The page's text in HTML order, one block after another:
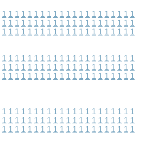
1 1 1 1 1 1 1 1 1 1 1 1 1 1 1 1 1 1 1 1 1
1 1 1 1 1 1 1 1 1 1 1 1 1 1 1 1 1 1 1 1 1
1 1 1 1 1 1 1 1 1 1 1 1 1 1 1 1 1 1 1 1 1
1 1 1 1 1 1 1 1 1 1 1 1 1 1 1 1 1 1 1 1 1
1 1 1 1 1 1 1 1 1 1 1 1 1 1 1 1 1 1 1 1 1
1 1 1 1 1 1 1 1 1 1 1 1 1 1 1 1 1 1 1 1 1
1 1 1 1 1 1 1 1 1 1 1 1 1 1 1 1 1 1 1 1 1
1 1 1 1 1 1 1 1 1 1 1 1 1 1 1 1 1 1 1 1 1
1 1 1 1 1 1 1 1 1 1 1 1 1 1 1 1 1 1 1 1 1